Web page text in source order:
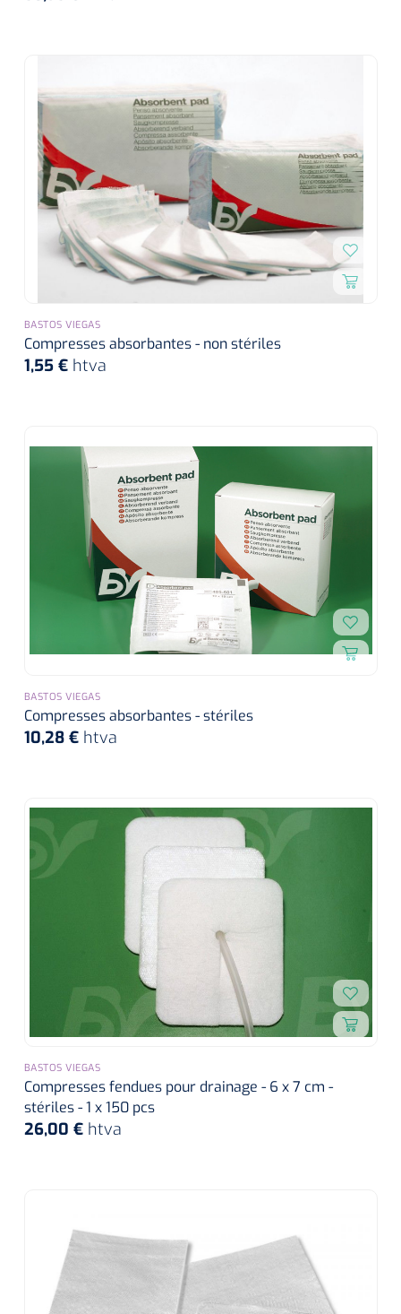
BASTOS VIEGAS
Compresses absorbantes - non stériles
1,55 € htva
BASTOS VIEGAS
Compresses absorbantes - stériles
10,28 € htva
BASTOS VIEGAS
Compresses fendues pour drainage - 6 x 7 cm -
stériles - 1 x 150 pcs
26,00 € htva